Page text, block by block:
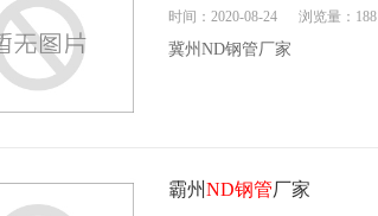
时间：2020-08-24 浏览量：188
冀州ND钢管厂家
霸州ND钢管厂家